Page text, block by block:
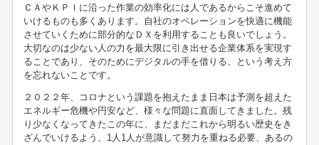
ＣＡやＫＰＩに沿った作業の効率化には人であるからこそ進めて
いけるものも多くあります。自社のオペレーションを快適に機能
させていくために部分的なＤＸを利用することも良いでしょう。
大切なのは少ない人の力を最大限に引き出せる企業体系を実現す
ることであり、そのためにデジタルの手を借りる、という考え方
を忘れないことです。
２０２２年、コロナという課題を抱えたまま日本は予測を超えた
エネルギー危機や円安など、様々な問題に直面してきました。残
り少なくなってきたこの年に、まだまだこれから明るい歴史をき
ざんでいけるよう、1人1人が意識して努力を重ねる必要、あるの